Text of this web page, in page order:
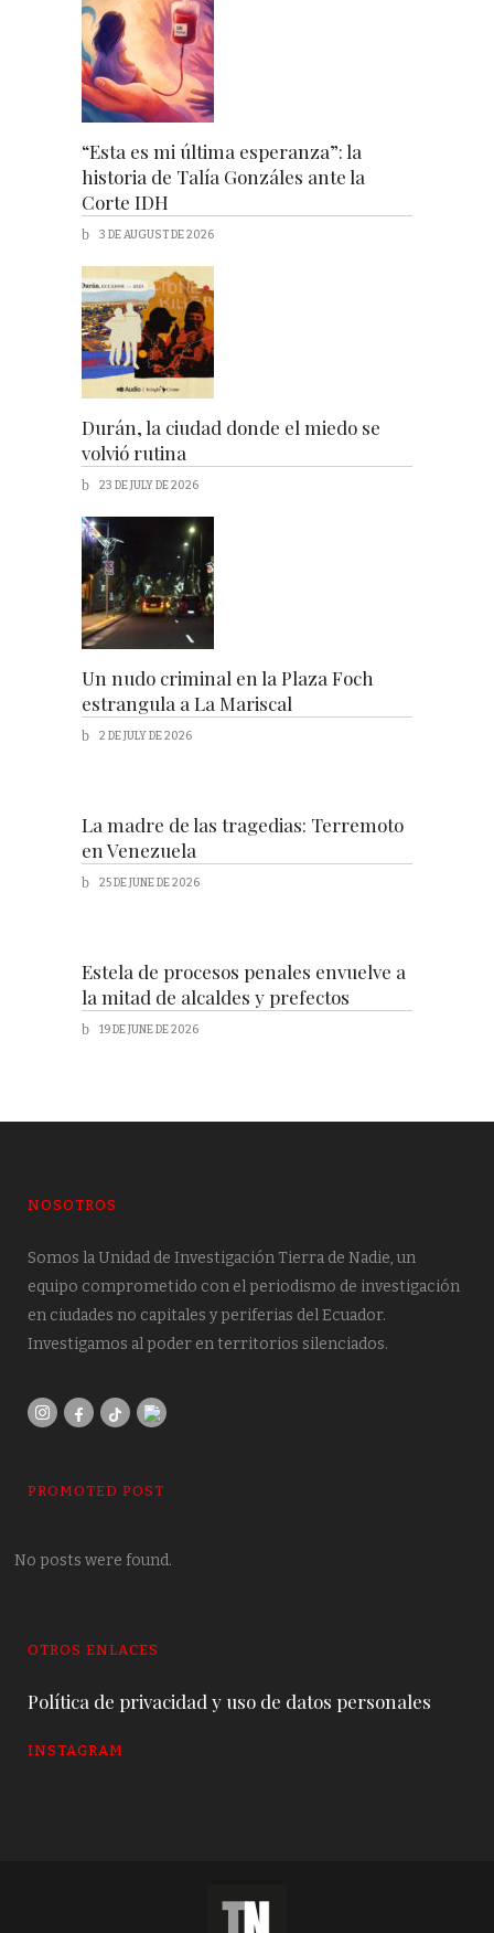
“Esta es mi última esperanza”: la
historia de Talía Gonzáles ante la
Corte IDH
3 DE AUGUST DE 2026
Durán, la ciudad donde el miedo se
volvió rutina
23 DE JULY DE 2026
Un nudo criminal en la Plaza Foch
estrangula a La Mariscal
2 DE JULY DE 2026
La madre de las tragedias: Terremoto
en Venezuela
25 DE JUNE DE 2026
Estela de procesos penales envuelve a
la mitad de alcaldes y prefectos
19 DE JUNE DE 2026
NOSOTROS
Somos la Unidad de Investigación Tierra de Nadie, un
equipo comprometido con el periodismo de investigación
en ciudades no capitales y periferias del Ecuador.
Investigamos al poder en territorios silenciados.
PROMOTED POST
No posts were found.
OTROS ENLACES
Política de privacidad y uso de datos personales
INSTAGRAM